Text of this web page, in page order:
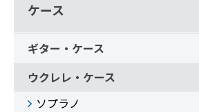
ケース
ギター・ケース
ウクレレ・ケース
ソプラノ